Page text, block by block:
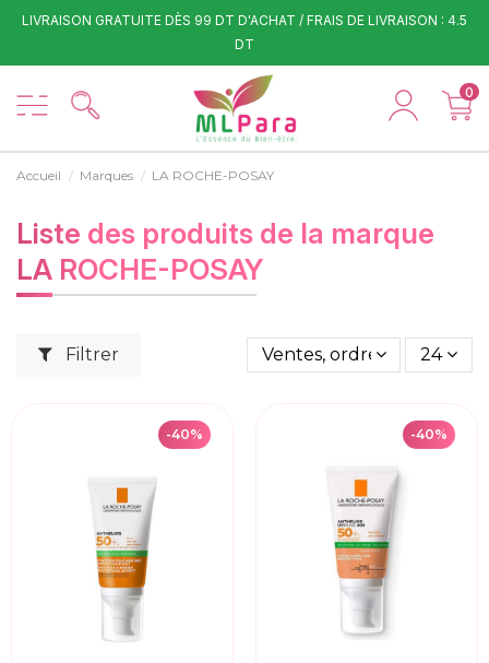
LIVRAISON GRATUITE DÈS 99 DT D'ACHAT / FRAIS DE LIVRAISON : 4.5
DT
0
Accueil Marques LA ROCHE-POSAY
Liste des produits de la marque
LA ROCHE-POSAY
Filtrer Ventes, ordre décroissant
24
-40% -40%